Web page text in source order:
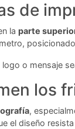
de
la parte
o mensaje
los
,
el diseño